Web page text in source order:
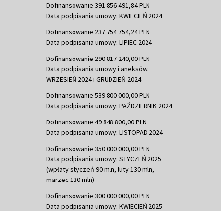
Dofinansowanie 391 856 491,84 PLN
Data podpisania umowy: KWIECIEŃ 2024
Dofinansowanie 237 754 754,24 PLN
Data podpisania umowy: LIPIEC 2024
Dofinansowanie 290 817 240,00 PLN
Data podpisania umowy i aneksów:
WRZESIEŃ 2024 i GRUDZIEŃ 2024
Dofinansowanie 539 800 000,00 PLN
Data podpisania umowy: PAŹDZIERNIK 2024
Dofinansowanie 49 848 800,00 PLN
Data podpisania umowy: LISTOPAD 2024
Dofinansowanie 350 000 000,00 PLN
Data podpisania umowy: STYCZEŃ 2025
(wpłaty styczeń 90 mln, luty 130 mln,
marzec 130 mln)
Dofinansowanie 300 000 000,00 PLN
Data podpisania umowy: KWIECIEŃ 2025